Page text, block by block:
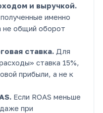
и выручкой.
именно
не общий оборот
ставка. Для
ставка 15%,
прибыли, а не к
Если ROAS меньше
при